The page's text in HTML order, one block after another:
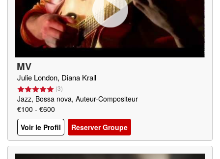
MV
Julie London, Diana Krall
(3)
Jazz, Bossa nova, Auteur-Compositeur
€100 - €600
Voir le Profil
Reserver Groupe